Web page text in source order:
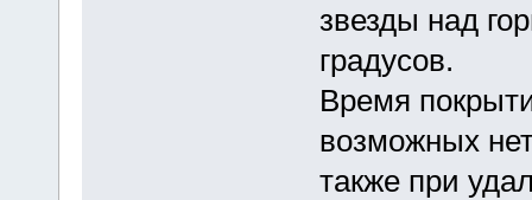
звезды над
градусов.
Время
возможных
также при